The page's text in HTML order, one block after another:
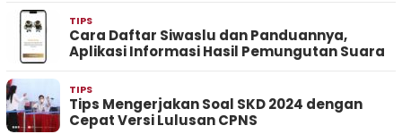
TIPS
Cara Daftar Siwaslu dan Panduannya,
Aplikasi Informasi Hasil Pemungutan Suara
TIPS
Tips Mengerjakan Soal SKD 2024 dengan
Cepat Versi Lulusan CPNS